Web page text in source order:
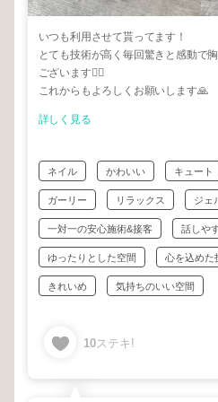
いつも利用させて貰ってます！
とても技術が高く毎回驚きと感動で
ございます🙇‍♀️
これからもよろしくお願いします🙏
詳しく見る
ネイル かわいい キュート
ガーリー リラックス ジェ
一対一の安心施術&接客 話しや
ゆったりとした空間 心を込めた
きれいめ 気持ちのいい空間
10ステキ!